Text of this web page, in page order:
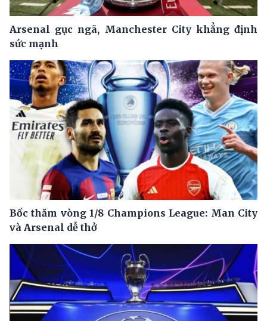
Arsenal gục ngã, Manchester City khẳng định
sức mạnh
Bốc thăm vòng 1/8 Champions League: Man City
và Arsenal dễ thở